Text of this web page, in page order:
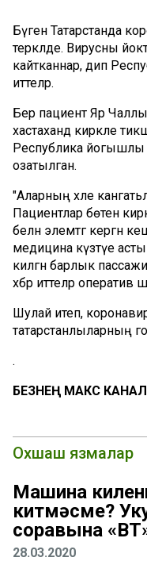
Бүген Татарстанда
теркәлде. Вирусны
кайтканнар, дип
иттеләр.
Бер пациент Яр
хастаханәдә кирәкле
Республика йогышлы
озатылган.
"Аларның хәле
Пациентлар бөтен
белән элемтәгә кергән
медицина күзәтүе
килгән барлык
хәбәр иттеләр оператив
Шулай итеп,
татарстанлыларның
.
БЕЗНЕҢ МАКС
Охшаш язмалар
Машина
китмәсме?
соравына
28.03.2020